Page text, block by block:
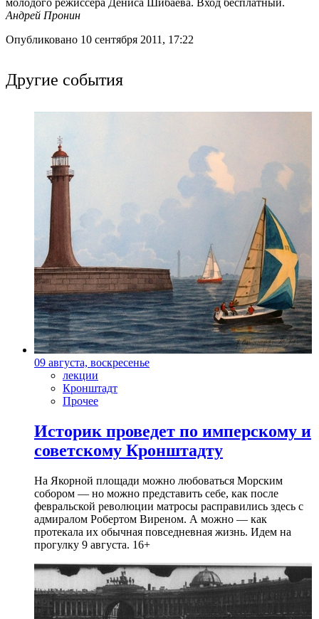
Андрей Пронин
Опубликовано 10 сентября 2011, 17:22
Другие события
09 августа, воскресенье
лекции
Кронштадт
Прочее
Историк проведет по имперскому и
советскому Кронштадту
На Якорной площади можно любоваться Морским
собором — но можно представить себе, как после
февральской революции матросы расправились здесь с
адмиралом Робертом Виреном. А можно — как
протекала их обычная повседневная жизнь. Идем на
прогулку 9 августа. 16+